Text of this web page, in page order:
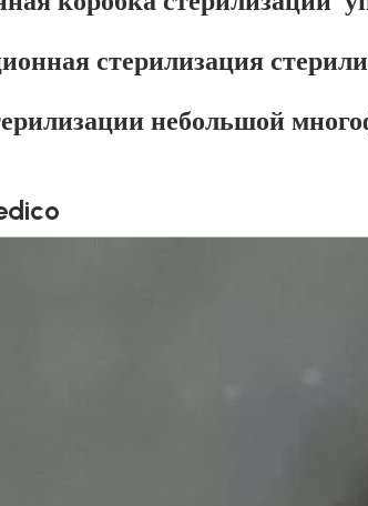
стерилизация
небольшой